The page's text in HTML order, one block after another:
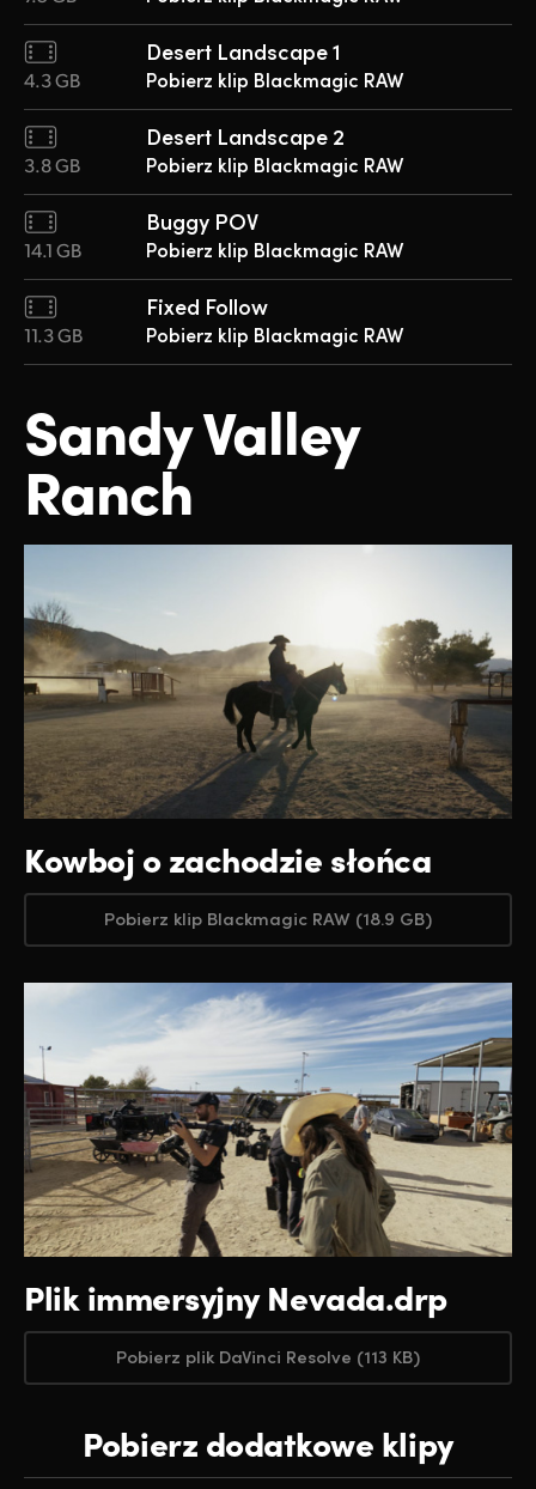
Desert Landscape 1
4.3 GB Pobierz klip Blackmagic RAW
Desert Landscape 2
3.8 GB Pobierz klip Blackmagic RAW
Buggy POV
14.1 GB Pobierz klip Blackmagic RAW
Fixed Follow
11.3 GB Pobierz klip Blackmagic RAW
Sandy Valley
Ranch
Kowboj o zachodzie słońca
Pobierz klip Blackmagic RAW (18.9 GB)
Plik immersyjny Nevada.drp
Pobierz plik DaVinci Resolve (113 KB)
Pobierz dodatkowe klipy